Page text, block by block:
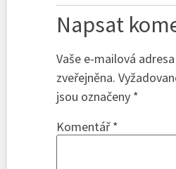
Napsat
Vaše e-mailová
zveřejněna.
jsou označeny *
Komentář*